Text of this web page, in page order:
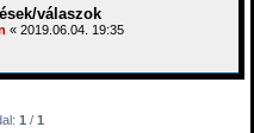
válaszok
« 2019.06.04. 19:35
1 / 1